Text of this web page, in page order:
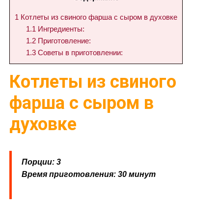
1 Котлеты из свиного фарша с сыром в духовке
1.1 Ингредиенты:
1.2 Приготовление:
1.3 Советы в приготовлении:
Котлеты из свиного
фарша с сыром в
духовке
Порции: 3
Время приготовления: 30 минут